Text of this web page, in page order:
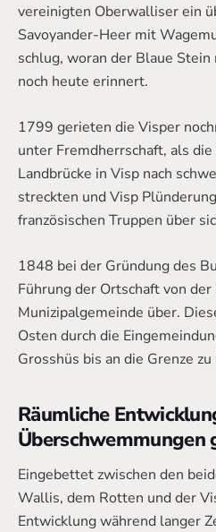
vereinigten Oberwalliser ein
Savoyander-Heer mit
schlug, woran der Blaue
noch heute erinnert.
1799 gerieten die Visper
unter Fremdherrschaft, als
Landbrücke in Visp nach
streckten und Visp
französischen Truppen über
1848 bei der Gründung des
Führung der Ortschaft von
Munizipalgemeinde über.
Osten durch die
Grosshüs bis an die Grenze
Räumliche
Überschwemmungen
Eingebettet zwischen den
Wallis, dem Rotten und der
Entwicklung während langer